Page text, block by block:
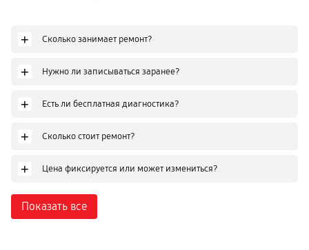
+ Сколько занимает ремонт?
+ Нужно ли записываться заранее?
+ Есть ли бесплатная диагностика?
+ Сколько стоит ремонт?
+ Цена фиксируется или может измениться?
Показать все